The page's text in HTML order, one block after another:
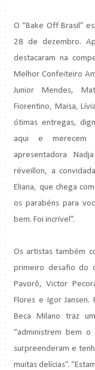
O “Bake Off Brasil”
28 de dezembro.
destacaram na
Melhor Confeiteiro
Junior Mendes,
Fiorentino, Maisa,
ótimas entregas,
aqui e merecem
apresentadora
réveillon, a
Eliana, que chega
os parabéns para
bem. Foi incrível”.
Os artistas também
primeiro desafio do
Pavorô, Victor
Flores e Igor
Beca Milano traz
“administrem bem
surpreenderam e
muitas delícias”.